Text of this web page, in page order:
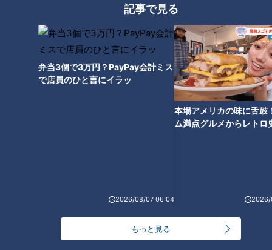
記事で見る
弁当3個で3万円？PayPay会計ミス
で店員のひと言にイラッ
2026/08/07 06:04
本場アメリカの味に舌鼓
ム満点グルメからレトロ
2026/
もっと見る
“今じゃない”“大丈夫”など自分が落ち着ける「魔法の言葉」を
決め、怒りを感じた時に唱えると良いそう。また落ち着いてい
る状態を“0”、人生最大の怒りを“10”と事前に「怒りの数値
化」をしておくと、今感じている怒りがどのくらいのレベルか
客観的に見ることができます。
「“〇〇すべき”というのが怒りのスイッチになりがち。満点を
必要な怒りを上手に伝える方法は？